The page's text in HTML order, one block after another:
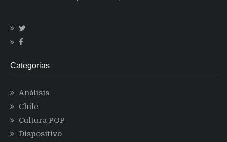
Categorias
Análisis
Chile
Cultura POP
Dispositivo